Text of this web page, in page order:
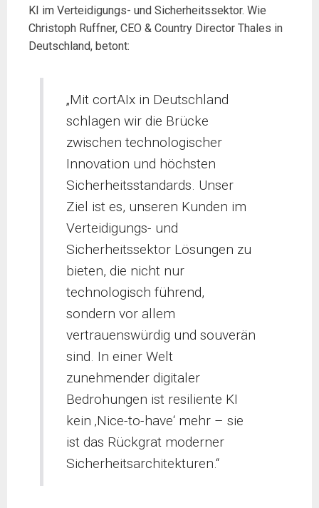
KI im Verteidigungs- und Sicherheitssektor. Wie
Christoph Ruffner, CEO & Country Director Thales in
Deutschland, betont:
„Mit cortAIx in Deutschland
schlagen wir die Brücke
zwischen technologischer
Innovation und höchsten
Sicherheitsstandards. Unser
Ziel ist es, unseren Kunden im
Verteidigungs- und
Sicherheitssektor Lösungen zu
bieten, die nicht nur
technologisch führend,
sondern vor allem
vertrauenswürdig und souverän
sind. In einer Welt
zunehmender digitaler
Bedrohungen ist resiliente KI
kein ‚Nice-to-have‘ mehr – sie
ist das Rückgrat moderner
Sicherheitsarchitekturen.“